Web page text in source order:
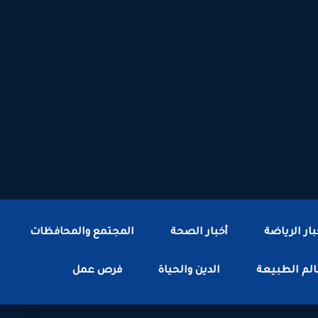
الرياضة أخبار الصحة المجتمع والمحافظات
الطبيعة الدين والحياة فرص عمل